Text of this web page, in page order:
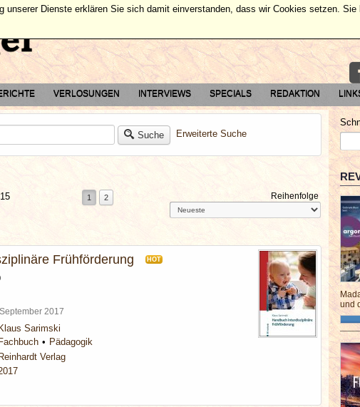
VERLOSUNGEN INTERVIEWS SPECIALS REDAKTION
Suche Erweiterte Suche
1 2 Reihenfolge
Frühförderung HOT
2017
Klaus Sarimski
Fachbuch
Pädagogik
Reinhardt Verlag
und
Dienste erklären Sie sich damit einverstanden, dass wir Cookies setzen. Sie